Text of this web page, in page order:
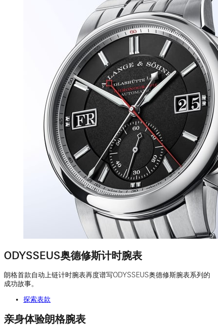
ODYSSEUS奥德修斯计时腕表
朗格首款自动上链计时腕表再度谱写ODYSSEUS奥德修斯腕表系列的
成功故事。
探索表款
亲身体验朗格腕表